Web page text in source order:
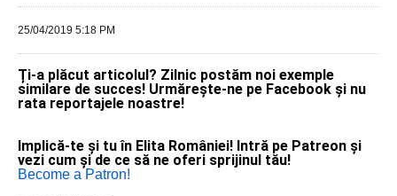
25/04/2019 5:18 PM
Ți-a plăcut articolul? Zilnic postăm noi exemple
similare de succes! Urmărește-ne pe Facebook și nu
rata reportajele noastre!
Implică-te și tu în Elita României! Intră pe Patreon și
vezi cum și de ce să ne oferi sprijinul tău!
Become a Patron!